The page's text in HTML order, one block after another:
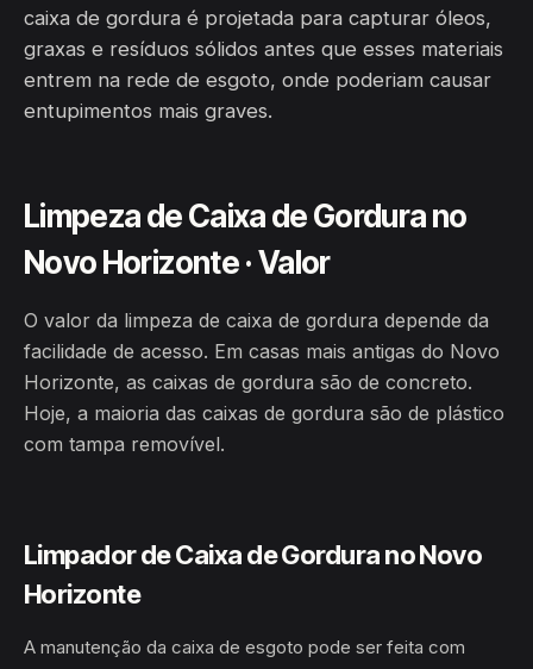
caixa de gordura é projetada para capturar óleos,
graxas e resíduos sólidos antes que esses materiais
entrem na rede de esgoto, onde poderiam causar
entupimentos mais graves.
Limpeza de Caixa de Gordura no
Novo Horizonte · Valor
O valor da limpeza de caixa de gordura depende da
facilidade de acesso. Em casas mais antigas do Novo
Horizonte, as caixas de gordura são de concreto.
Hoje, a maioria das caixas de gordura são de plástico
com tampa removível.
Limpador de Caixa de Gordura no Novo
Horizonte
A manutenção da caixa de esgoto pode ser feita com